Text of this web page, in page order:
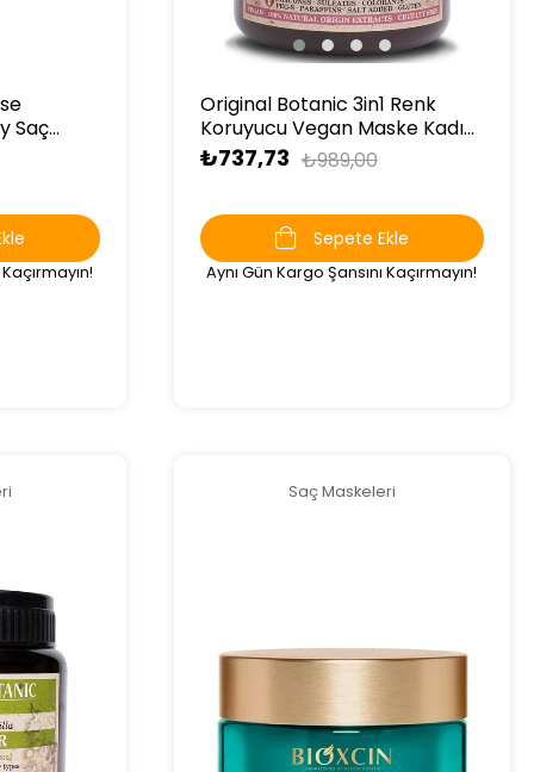
Saç
Original Botanic 3in1 Renk
Koruyucu Vegan Maske Kadın
250 ml
₺737,73 ₺989,00
Sepete Ekle
Aynı Gün Kargo Şansını Kaçırmayın!
Saç Maskeleri